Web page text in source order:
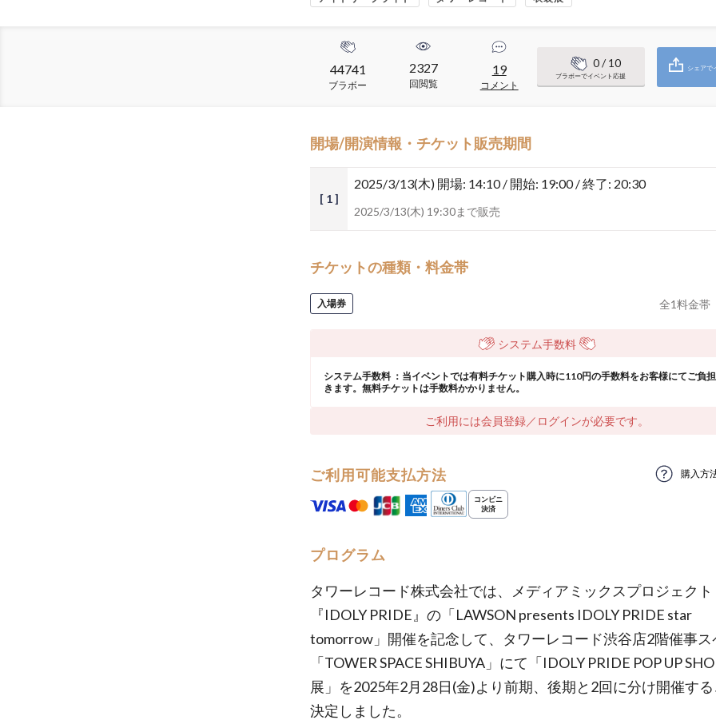
44741
ブラボー
2327
回閲覧
19
コメント
0/ 10
ブラボーでイベント応援
シェアで
開場/開演情報・チケット販売期間
[ 1 ]
2025/3/13(木) 開場: 14:10 / 開始: 19:00 / 終了: 20:30
2025/3/13(木) 19:30まで販売
チケットの種類・料金帯
入場券 全1料金帯
システム手数料
システム手数料 ：当イベントでは有料チケット購入時に110円の手数料をお客様にてご負
きます。無料チケットは手数料かかりません。
ご利用には会員登録／ログインが必要です。
ご利用可能支払方法 購入方
プログラム
タワーレコード株式会社では、メディアミックスプロジェクト
『IDOLY PRIDE』の「LAWSON presents IDOLY PRIDE star
tomorrow」開催を記念して、タワーレコード渋谷店2階催事ス
「TOWER SPACE SHIBUYA」にて「IDOLY PRIDE POP UP
展」を2025年2月28日(金)より前期、後期と2回に分け開催す
決定しました。